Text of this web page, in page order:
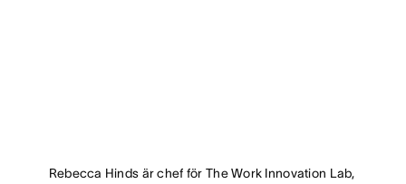
Rebecca Hinds är chef för The Work Innovation Lab,